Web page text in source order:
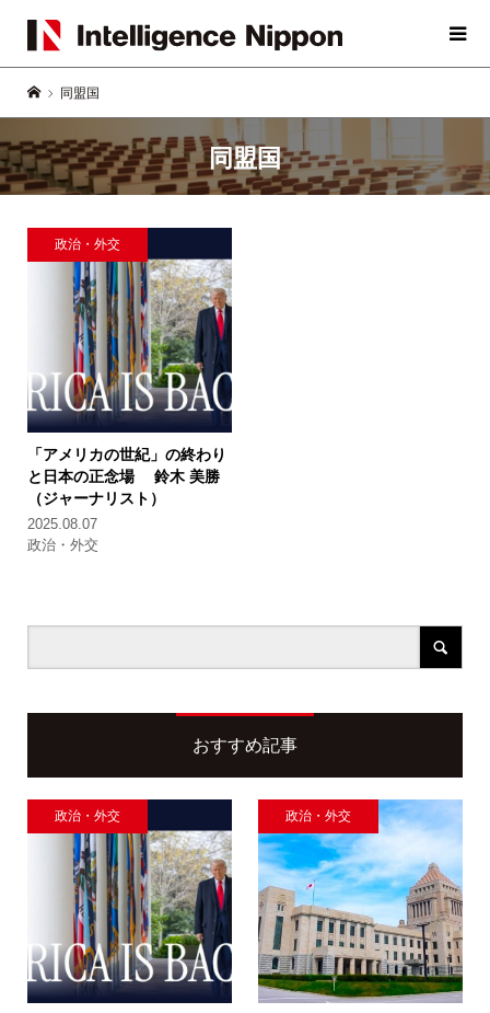
同盟国
同盟国
政治・外交
「アメリカの世紀」の終わり
と日本の正念場
鈴木 美勝
（ジャーナリスト）
2025.08.07
政治・外交
おすすめ記事
政治・外交 政治・外交